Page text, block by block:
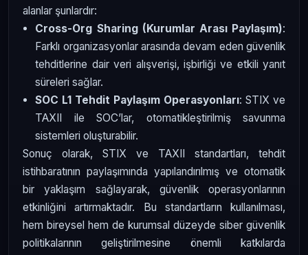
alanlar şunlardır:
Cross-Org Sharing (Kurumlar Arası Paylaşım):
Farklı organizasyonlar arasında devam eden güvenlik
tehditlerine dair veri alışverişi, işbirliği ve etkili yanıt
süreleri sağlar.
SOC L1 Tehdit Paylaşım Operasyonları: STIX ve
TAXII ile SOC’lar, otomatikleştirilmiş savunma
sistemleri oluşturabilir.
Sonuç olarak, STIX ve TAXII standartları, tehdit
istihbaratının paylaşımında yapılandırılmış ve otomatik
bir yaklaşım sağlayarak, güvenlik operasyonlarının
etkinliğini artırmaktadır. Bu standartların kullanılması,
hem bireysel hem de kurumsal düzeyde siber güvenlik
politikalarının geliştirilmesine önemli katkılarda